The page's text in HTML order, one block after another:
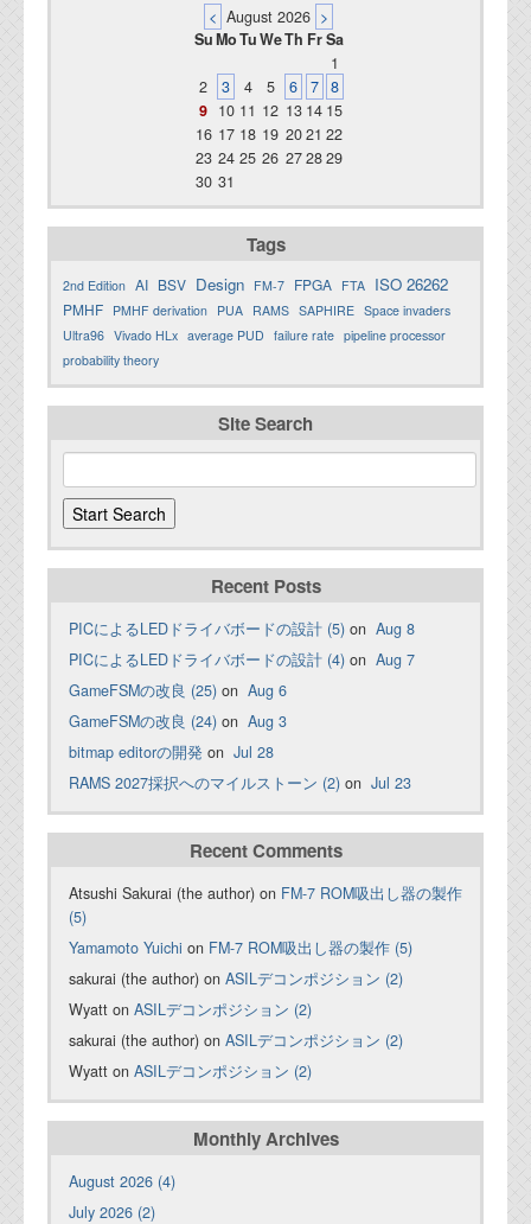
< August 2026 >
SuMoTuWeTh FrSa
1
2
3 4 5 6 7 8
9 10 11 12 13 14 15
16 17 18 19 2021 22
23 24 25 26 272829
30 31
Tags
2nd Edition AI BSV Design FM-7 FPGA FTA ISO 26262
PMHF PMHF derivation PUA RAMS SAPHIRE Space invaders
Ultra96 Vivado HLx average PUD failure rate pipeline processor
probability theory
Site Search
Recent Posts
PICによるLEDドライバボードの設計 (5) on Aug 8
PICによるLEDドライバボードの設計 (4) on Aug 7
GameFSMの改良 (25) on Aug 6
GameFSMの改良 (24) on Aug 3
bitmap editorの開発 on Jul 28
RAMS 2027採択へのマイルストーン (2) on Jul 23
Recent Comments
Atsushi Sakurai (the author) on FM-7 ROM吸出し器の製作
(5)
Yamamoto Yuichi on FM-7 ROM吸出し器の製作 (5)
sakurai (the author) on ASILデコンポジション (2)
Wyatt on ASILデコンポジション (2)
sakurai (the author) on ASILデコンポジション (2)
Wyatt on ASILデコンポジション (2)
Monthly Archives
August 2026 (4)
July 2026 (2)